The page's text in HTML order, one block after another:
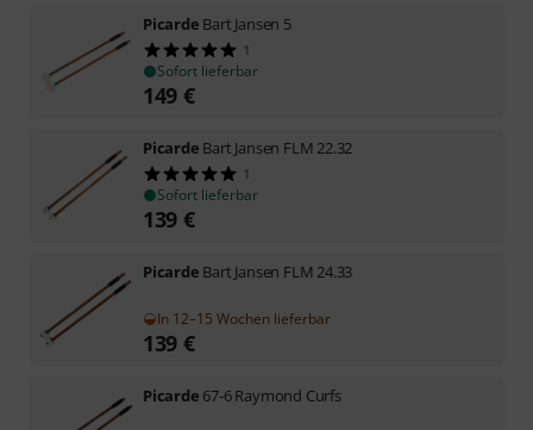
Picarde Bart Jansen 5
1
Sofort lieferbar
149 €
Picarde Bart Jansen FLM 22.32
1
Sofort lieferbar
139 €
Picarde Bart Jansen FLM 24.33
In 12–15 Wochen lieferbar
139 €
Picarde 67-6 Raymond Curfs